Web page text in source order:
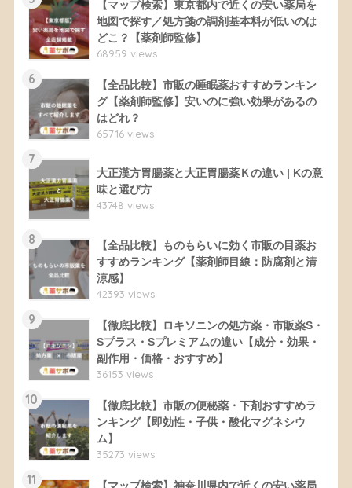
【マップ検索】東京都内で近くの安い薬局を
地図で探す／処方箋の調剤基本料が低いのは
どこ？【薬剤師監修】
68959 views
6
【全品比較】市販の睡眠薬おすすめランキン
グ【薬剤師監修】安いのに強い効果があるの
はどれ？
65716 views
7
大正漢方胃腸薬と大正胃腸薬Ｋの違い | Kの意
味と選び方
43748 views
8
【全品比較】ものもらいに効く市販の目薬お
すすめランキング【薬剤師目線：防腐剤と清
涼感】
42393 views
9
【徹底比較】ロキソニンの処方薬・市販薬S・
Sプラス・Sプレミアムの違い【成分・効果・
副作用・価格・おすすめ】
36153 views
10
【徹底比較】市販の便秘薬・下剤おすすめラ
ンキング【即効性・子供・酸化マグネシウ
ム】
35273 views
11